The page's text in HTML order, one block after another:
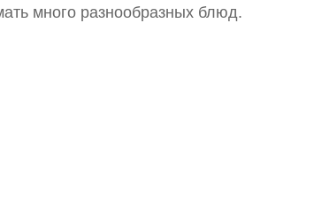
много разнообразных блюд.